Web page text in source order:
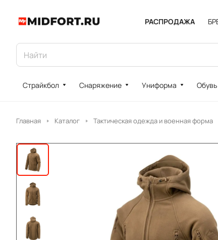
РАСПРОДАЖА
Страйкбол Снаряжение Униформа Обувь
Главная Каталог Тактическая одежда и военная форма